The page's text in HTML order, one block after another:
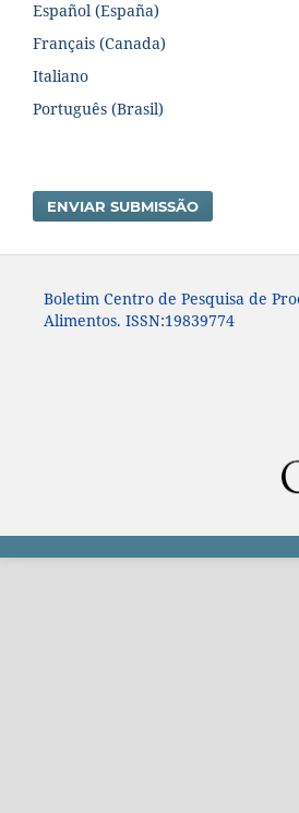
Español (España)
Français (Canada)
Italiano
Português (Brasil)
ENVIAR SUBMISSÃO
Boletim Centro de Pesquisa de
Alimentos. ISSN:19839774